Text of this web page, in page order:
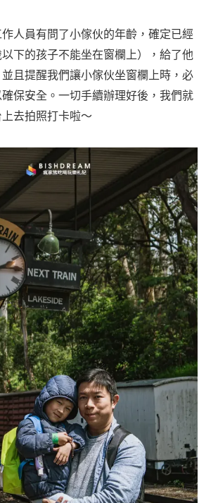
人員有問了小傢伙的年齡，確定已經
下的孩子不能坐在窗欄上），給了他
且提醒我們讓小傢伙坐窗欄上時，必
保安全。一切手續辦理好後，我們就
去拍照打卡啦～